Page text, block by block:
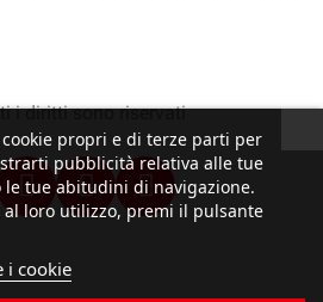
i diritti sono riservati
propri e di terze parti per
pubblicità relativa alle tue
le tue abitudini di navigazione.
al loro utilizzo, premi il pulsante
i cookie